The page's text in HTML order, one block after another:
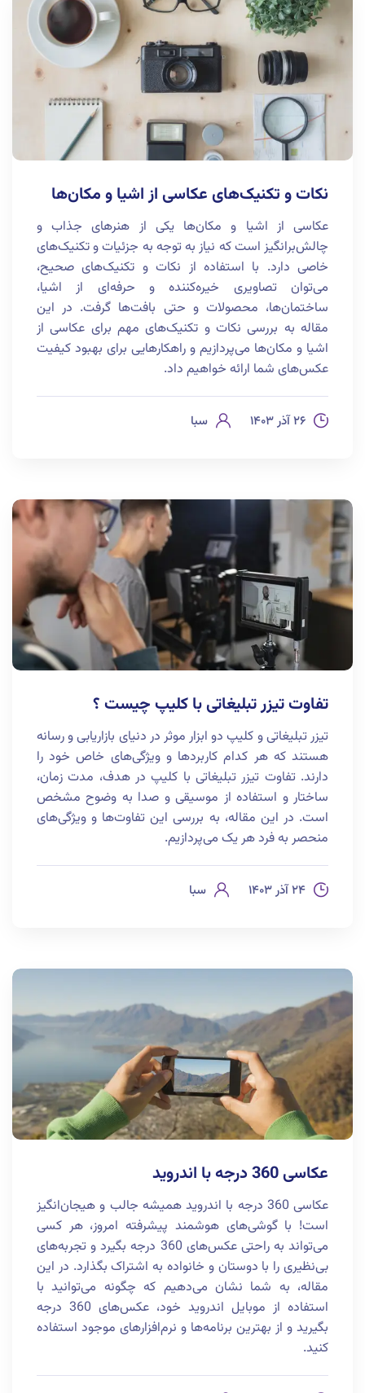
نکات و تکنیک‌های عکاسی از اشیا و مکان‌ها
عکاسی از اشیا و مکان‌ها یکی از هنرهای جذاب و
چالش‌برانگیز است که نیاز به توجه به جزئیات و تکنیک‌های
خاصی دارد. با استفاده از نکات و تکنیک‌های صحیح،
می‌توان تصاویری خیره‌کننده و حرفه‌ای از اشیا،
ساختمان‌ها، محصولات و حتی بافت‌ها گرفت. در این
مقاله به بررسی نکات و تکنیک‌های مهم برای عکاسی از
اشیا و مکان‌ها می‌پردازیم و راهکارهایی برای بهبود کیفیت
عکس‌های شما ارائه خواهیم داد.
۲۶ آذر ۱۴۰۳ سبا
تفاوت تیزر تبلیغاتی با کلیپ چیست ؟
تیزر تبلیغاتی و کلیپ دو ابزار موثر در دنیای بازاریابی و رسانه
هستند که هر کدام کاربردها و ویژگی‌های خاص خود را
دارند. تفاوت تیزر تبلیغاتی با کلیپ در هدف، مدت زمان،
ساختار و استفاده از موسیقی و صدا به وضوح مشخص
است. در این مقاله، به بررسی این تفاوت‌ها و ویژگی‌های
منحصر به فرد هر یک می‌پردازیم.
۲۴ آذر ۱۴۰۳ سبا
عکاسی 360 درجه با اندروید
عکاسی 360 درجه با اندروید همیشه جالب و هیجان‌انگیز
است! با گوشی‌های هوشمند پیشرفته امروز، هر کسی
می‌تواند به راحتی عکس‌های 360 درجه بگیرد و تجربه‌های
بی‌نظیری را با دوستان و خانواده به اشتراک بگذارد. در این
مقاله، به شما نشان می‌دهیم که چگونه می‌توانید با
استفاده از موبایل اندروید خود، عکس‌های 360 درجه
بگیرید و از بهترین برنامه‌ها و نرم‌افزارهای موجود استفاده
کنید.